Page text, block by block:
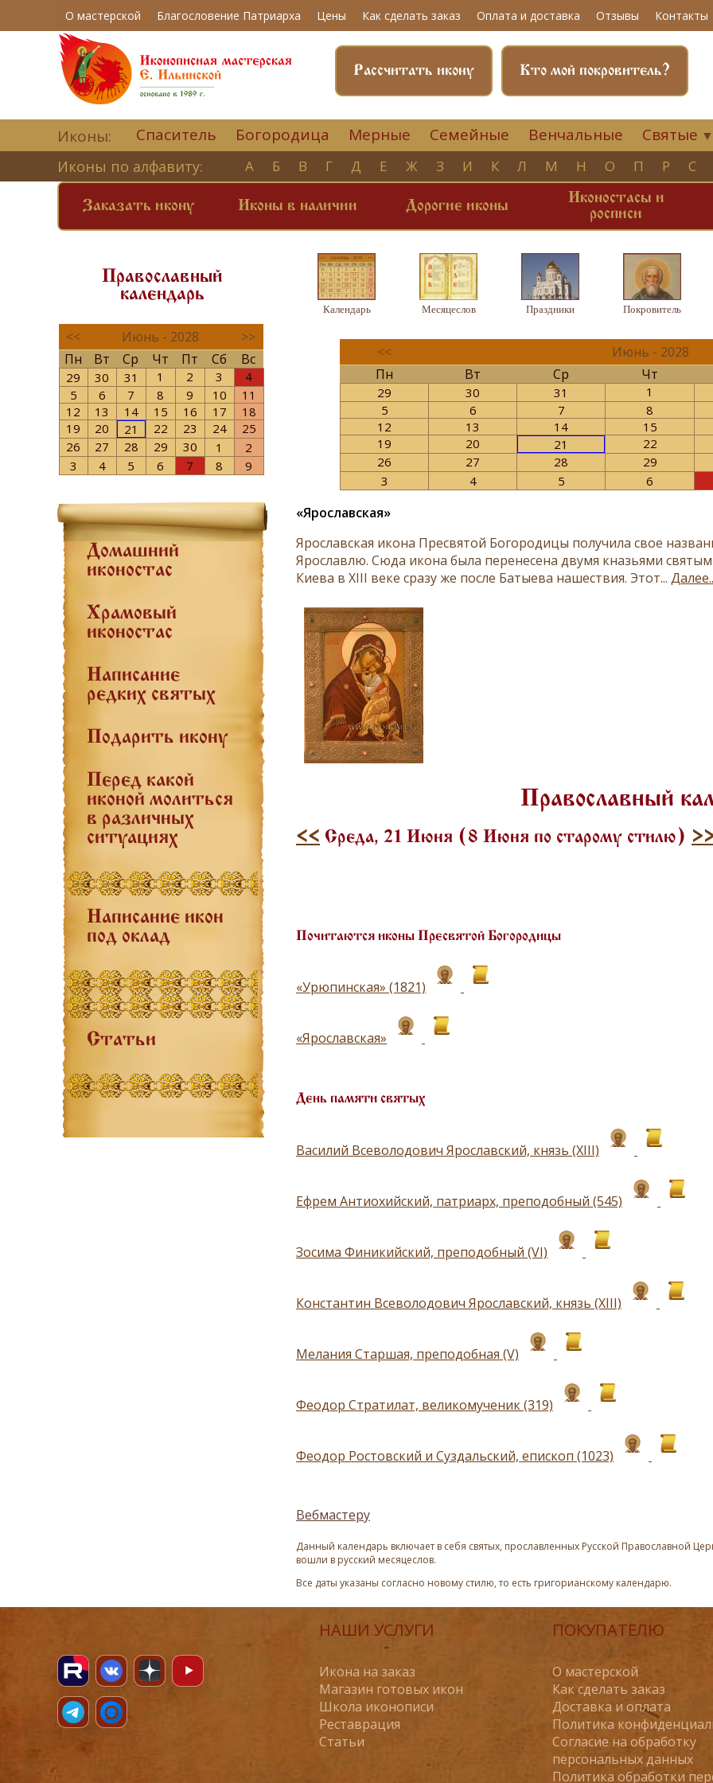
О мастерской Благословение Патриарха Цены Как сделать заказ Оплата и доставка Отзывы Контакты
Кто мой покровитель?
Рассчитать икону
Иконы: Спаситель Богородица Мерные Семейные Венчальные Святые ▼
Иконы по алфавиту: А Б В Г Д Е Ж З И К Л М Н О П Р С
Заказать икону Иконы в наличии Дорогие иконы
Иконостасы и
росписи
Православный
календарь
<< Июнь - 2028
>>
Пн
Вт Ср Чт Пт Сб Вс
29 30 31 1 2 3
4
5
6 7 8 9 10
11
12
13 14 15 16 17
18
19
20 21 22 23 24
25
26
27 28 29 30 1
2
3
4 5 6 7 8 9
Домашний
иконостас
Храмовый
иконостас
Написание
редких святых
Подарить икону
Перед какой
иконой молиться
в различных
ситуациях
Написание икон
под оклад
Статьи
Календарь Месяцеслов Праздники Покровитель
<< Июнь - 2028
Пн
Вт Ср Чт
29 30 31 1
5
6 7 8
12
13 14 15
19
20 21 22
26
27 28 29
3
4 5 6
«Ярославская»
Ярославская икона Пресвятой Богородицы получила свое
Ярославлю. Сюда икона была перенесена двумя кназьями
Киева в XIII веке сразу же после Батыева нашествия. Этот...
Православный
<< Среда, 21 Июня (8 Июня по старому стилю)
Почитаются иконы Пресвятой Богородицы
«Урюпинская» (1821)
«Ярославская»
День памяти святых
Василий Всеволодович Ярославский, князь (ХIII)
Ефрем Антиохийский, патриарх, преподобный (545)
Зосима Финикийский, преподобный (VI)
Константин Всеволодович Ярославский, князь (ХIII)
Мелания Старшая, преподобная (V)
Феодор Стратилат, великомученик (319)
Феодор Ростовский и Суздальский, епископ (1023)
Вебмастеру
Данный календарь включает в себя святых, прославленных Русской Православной
вошли в русский месяцеслов.
Все даты указаны согласно новому стилю, то есть григорианскому календарю.
НАШИ УСЛУГИ
Икона на заказ
Магазин готовых икон
Школа иконописи
Реставрация
Статьи
ПОКУПАТЕЛЮ
О мастерской
Как сделать заказ
Доставка и оплата
Политика
Согласие на обработку
персональных данных
Политика обработки